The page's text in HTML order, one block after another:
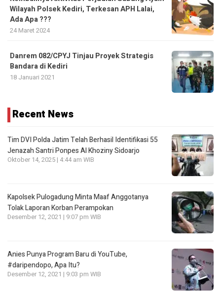
Wilayah Polsek Kediri, Terkesan APH Lalai,
Ada Apa ???
24 Maret 2024
Danrem 082/CPYJ Tinjau Proyek Strategis
Bandara di Kediri
18 Januari 2021
Recent News
Tim DVI Polda Jatim Telah Berhasil Identifikasi 55
Jenazah Santri Ponpes Al Khoziny Sidoarjo
Oktober 14, 2025 | 4:44 am WIB
Kapolsek Pulogadung Minta Maaf Anggotanya
Tolak Laporan Korban Perampokan
Desember 12, 2021 | 9:07 pm WIB
Anies Punya Program Baru di YouTube,
#daripendopo, Apa Itu?
Desember 12, 2021 | 9:03 pm WIB